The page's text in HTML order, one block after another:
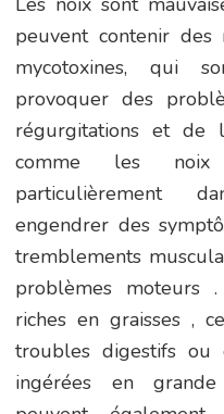
peuvent contenir des
mycotoxines, qui
provoquer des
régurgitations et de
comme les noix
particulièrement
engendrer des
tremblements
problèmes moteurs
riches en graisses ,
troubles digestifs
ingérées en